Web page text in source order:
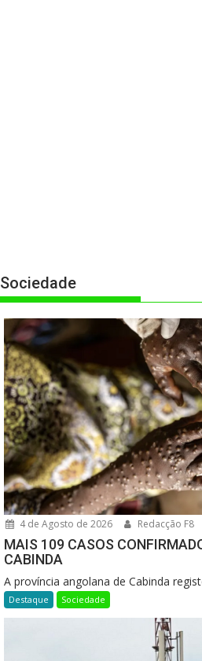
Sociedade
4 de Agosto de 2026 Redacção F8
MAIS 109 CASOS
CABINDA
A província angolana de Cabinda
Destaque Sociedade